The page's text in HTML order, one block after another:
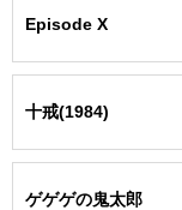
Episode X
十戒(1984)
ゲゲゲの鬼太郎